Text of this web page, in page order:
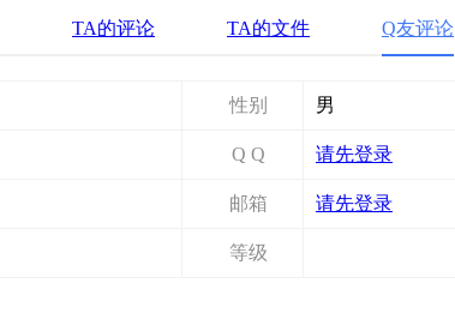
TA的评论 TA的文件 Q友评论
性别 男
Q Q 请先登录
邮箱 请先登录
等级